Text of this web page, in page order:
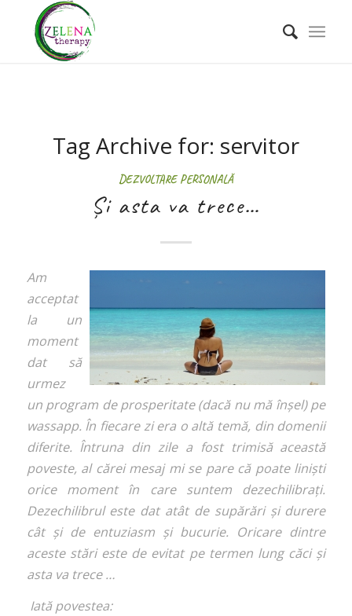
Tag Archive for: servitor
DEZVOLTARE PERSONALĂ
Și asta va trece…
Am
acceptat
la un
moment
dat să
urmez
un program de prosperitate (dacă nu mă înșel) pe
wassapp. În fiecare zi era o altă temă, din domenii
diferite. Întruna din zile a fost trimisă această
poveste, al cărei mesaj mi se pare că poate liniști
orice moment în care suntem dezechilibrați.
Dezechilibrul este dat atât de supărări și durere
cât și de entuziasm și bucurie. Oricare dintre
aceste stări este de evitat pe termen lung căci și
asta va trece …
Iată povestea: